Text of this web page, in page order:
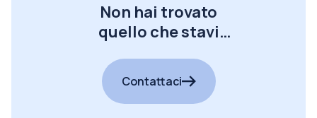
Non hai trovato
quello che stavi
Contattaci